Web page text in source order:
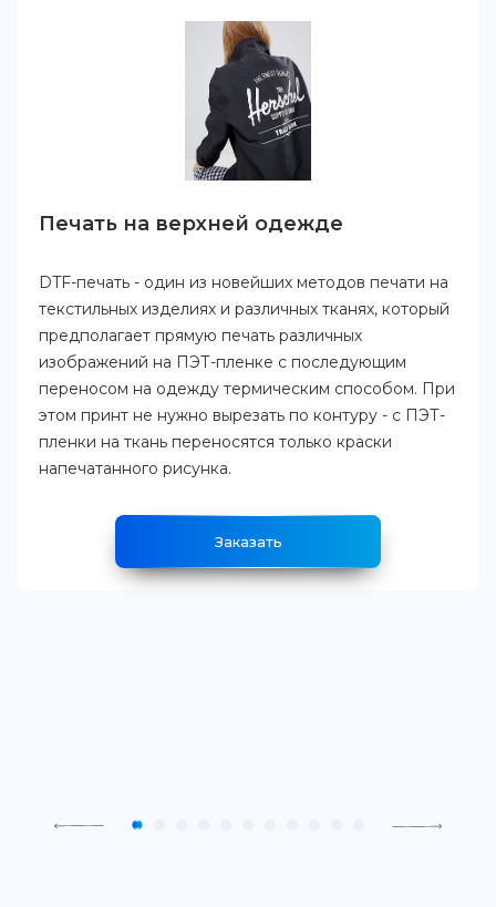
Печать на верхней одежде
DTF-печать - один из новейших методов печати на
текстильных изделиях и различных тканях, который
предполагает прямую печать различных
изображений на ПЭТ-пленке с последующим
переносом на одежду термическим способом. При
этом принт не нужно вырезать по контуру - с ПЭТ-
пленки на ткань переносятся только краски
напечатанного рисунка.
Заказать